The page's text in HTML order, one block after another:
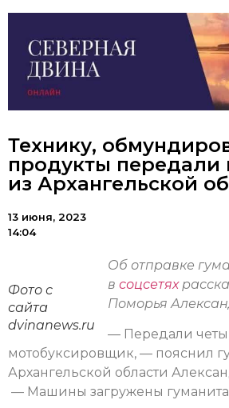
Технику,
продукты передали
из Архангельской
13 июня, 2023
14:04
Фото с
сайта
dvinanews.ru
Об отправке
в соцсетях
Поморья
— Передали
мотобуксировщик, — пояснил
Архангельской области
— Машины загружены